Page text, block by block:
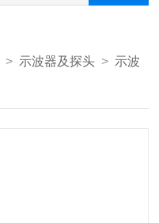
> 示波器及探头 > 示波